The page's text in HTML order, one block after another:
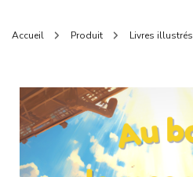
Accueil Produit Livres illustrés